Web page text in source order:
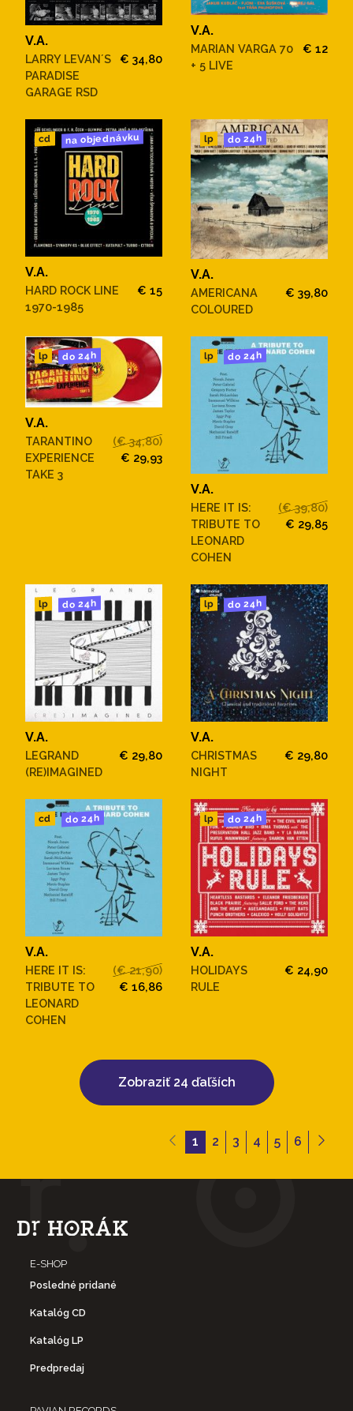
V.A.
LARRY LEVAN´S
PARADISE
GARAGE RSD
€ 34,80
V.A.
MARIAN VARGA 70
+ 5 LIVE
€ 12
cd na objednávku
V.A.
HARD ROCK LINE
1970-1985
€ 15
lp do 24h
V.A.
AMERICANA
COLOURED
€ 39,80
lp do 24h
V.A.
TARANTINO
EXPERIENCE
TAKE 3
(€ 34,80)
€ 29,93
lp do 24h
V.A.
HERE IT IS:
TRIBUTE TO
LEONARD
COHEN
(€ 39,80)
€ 29,85
lp do 24h
V.A.
LEGRAND
(RE)IMAGINED
€ 29,80
lp do 24h
V.A.
CHRISTMAS
NIGHT
€ 29,80
cd do 24h
V.A.
HERE IT IS:
TRIBUTE TO
LEONARD
COHEN
(€ 21,90)
€ 16,86
lp do 24h
V.A.
HOLIDAYS
RULE
€ 24,90
Zobraziť 24 ďaľších
1 2 3 4 5 6
E-SHOP
Posledné pridané
Katalóg CD
Katalóg LP
Predpredaj